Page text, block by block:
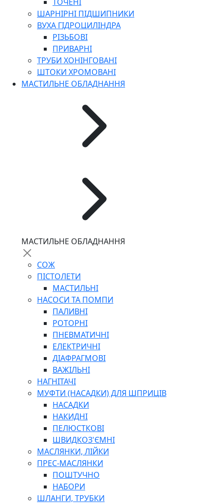
ШАРНІРНІ ПІДШИПНИКИ
ВУХА ГІДРОЦИЛІНДРА
РІЗЬБОВІ
ПРИВАРНІ
ТРУБИ ХОНІНГОВАНІ
ШТОКИ ХРОМОВАНІ
МАСТИЛЬНЕ ОБЛАДНАННЯ
МАСТИЛЬНЕ ОБЛАДНАННЯ
СОЖ
ПІСТОЛЕТИ
МАСТИЛЬНІ
НАСОСИ ТА ПОМПИ
ПАЛИВНІ
РОТОРНІ
ПНЕВМАТИЧНІ
ЕЛЕКТРИЧНІ
ДІАФРАГМОВІ
ВАЖІЛЬНІ
НАГНІТАЧІ
МУФТИ (НАСАДКИ) ДЛЯ ШПРИЦІВ
НАСАДКИ
НАКИДНІ
ПЕЛЮСТКОВІ
ШВИДКОЗ'ЄМНІ
МАСЛЯНКИ, ЛІЙКИ
ПРЕС-МАСЛЯНКИ
ПОШТУЧНО
НАБОРИ
ШЛАНГИ, ТРУБКИ